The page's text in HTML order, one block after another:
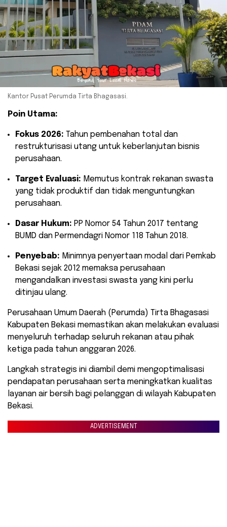
Kantor Pusat Perumda Tirta Bhagasasi.
Poin Utama:
Fokus 2026: Tahun pembenahan total dan
restrukturisasi utang untuk keberlanjutan bisnis
perusahaan.
Target Evaluasi: Memutus kontrak rekanan swasta
yang tidak produktif dan tidak menguntungkan
perusahaan.
Dasar Hukum: PP Nomor 54 Tahun 2017 tentang
BUMD dan Permendagri Nomor 118 Tahun 2018.
Penyebab: Minimnya penyertaan modal dari Pemkab
Bekasi sejak 2012 memaksa perusahaan
mengandalkan investasi swasta yang kini perlu
ditinjau ulang.
Perusahaan Umum Daerah (Perumda) Tirta Bhagasasi
Kabupaten Bekasi memastikan akan melakukan evaluasi
menyeluruh terhadap seluruh rekanan atau pihak
ketiga pada tahun anggaran 2026.
Langkah strategis ini diambil demi mengoptimalisasi
pendapatan perusahaan serta meningkatkan kualitas
layanan air bersih bagi pelanggan di wilayah Kabupaten
Bekasi.
ADVERTISEMENT